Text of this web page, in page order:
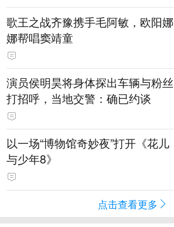
歌王之战齐豫携手毛阿敏，欧阳娜
娜帮唱窦靖童
演员侯明昊将身体探出车辆与粉丝
打招呼，当地交警：确已约谈
以一场“博物馆奇妙夜”打开《花儿
与少年8》
点击查看更多